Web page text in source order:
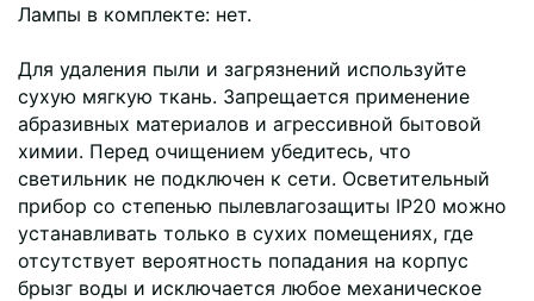
Лампы в комплекте: нет.
Для удаления пыли и загрязнений используйте
сухую мягкую ткань. Запрещается применение
абразивных материалов и агрессивной бытовой
химии. Перед очищением убедитесь, что
светильник не подключен к сети. Осветительный
прибор со степенью пылевлагозащиты IP20 можно
устанавливать только в сухих помещениях, где
отсутствует вероятность попадания на корпус
брызг воды и исключается любое механическое